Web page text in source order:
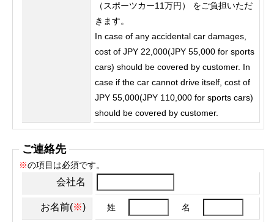
（スポーツカー11万円） をご負担いただ
きます。
In case of any accidental car damages,
cost of JPY 22,000(JPY 55,000 for sports
cars) should be covered by customer. In
case if the car cannot drive itself, cost of
JPY 55,000(JPY 110,000 for sports cars)
should be covered by customer.
ご連絡先
※の項目は必須です。
会社名
お名前(※) 姓 名